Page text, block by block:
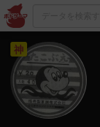
神